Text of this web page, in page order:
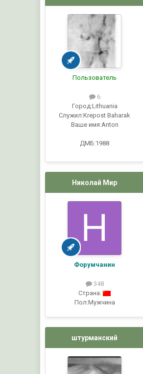
Пользователь
6
Город:Lithuania
Служил:Krepost Baharak
Ваше имя:Anton
ДМБ:1988
Николай Мир
Форумчанин
348
Страна:
Пол:Мужчина
штурманский